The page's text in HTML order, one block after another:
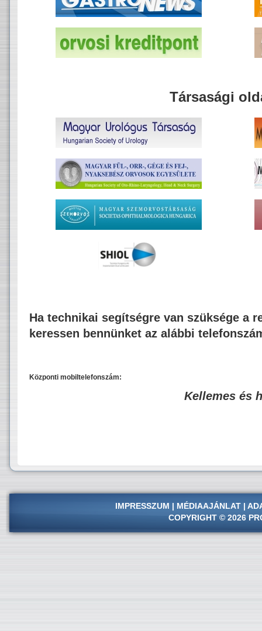
Társasági
Ha technikai segítségre van szüksége a
keressen bennünket az alábbi
Központi mobiltelefonszám:
Kellemes és
IMPRESSZUM | MÉDIAAJÁNLAT |
COPYRIGHT © 2026